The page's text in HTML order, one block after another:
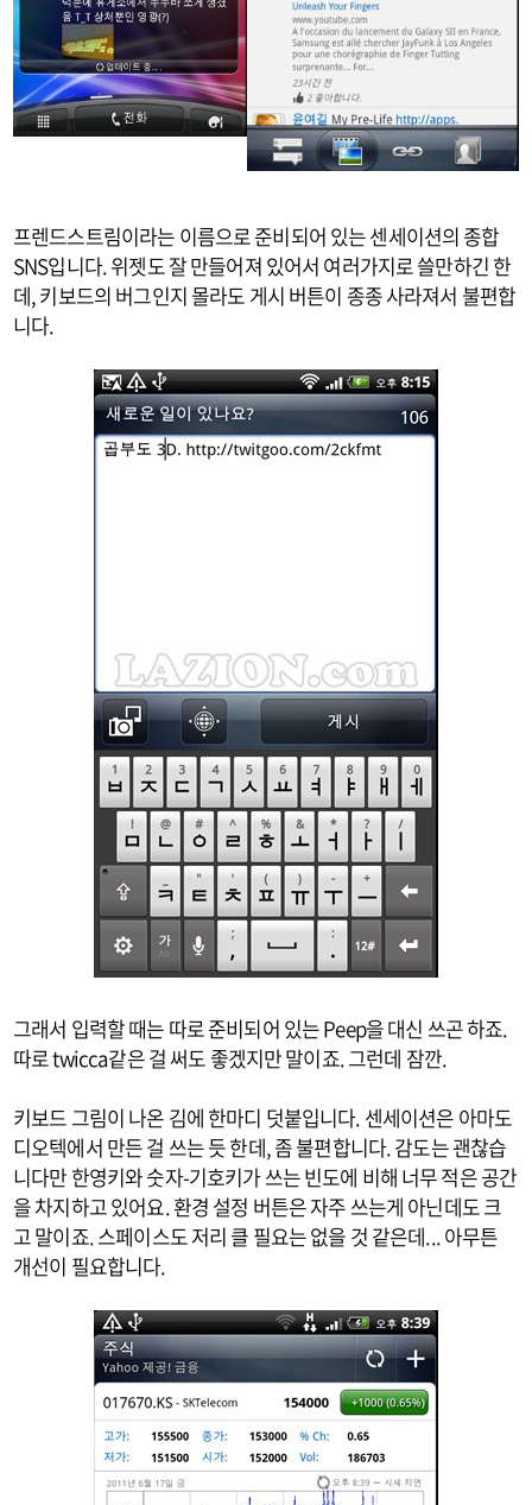
프렌드스트림이라는 이름으로 준비되어 있는 센세이션의 종합
SNS입니다. 위젯도 잘 만들어져 있어서 여러가지로 쓸만하긴 한
데, 키보드의 버그인지 몰라도 게시 버튼이 종종 사라져서 불편합
니다.
그래서 입력할 때는 따로 준비되어 있는 Peep을 대신 쓰곤 하죠.
따로 twicca같은 걸 써도 좋겠지만 말이죠. 그런데 잠깐.
키보드 그림이 나온 김에 한마디 덧붙입니다. 센세이션은 아마도
디오텍에서 만든 걸 쓰는 듯 한데, 좀 불편합니다. 감도는 괜찮습
니다만 한영키와 숫자-기호키가 쓰는 빈도에 비해 너무 적은 공간
을 차지하고 있어요. 환경 설정 버튼은 자주 쓰는게 아닌데도 크
고 말이죠. 스페이스도 저리 클 필요는 없을 것 같은데... 아무튼
개선이 필요합니다.